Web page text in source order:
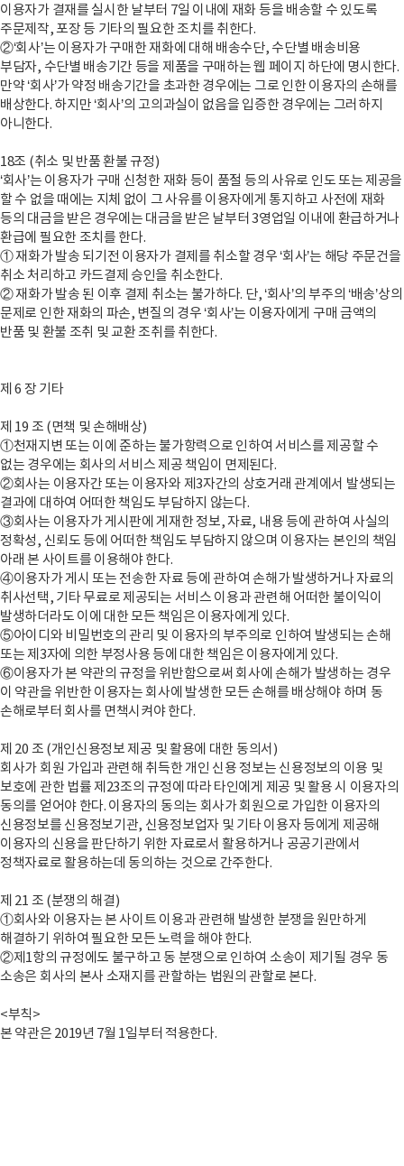
이용자가 결재를 실시한 날부터 7일 이내에 재화 등을 배송할 수 있도록
주문제작, 포장 등 기타의 필요한 조치를 취한다.
②‘회사’는 이용자가 구매한 재화에 대해 배송수단, 수단별 배송비용
부담자, 수단별 배송기간 등을 제품을 구매하는 웹 페이지 하단에 명시한다.
만약 ‘회사’가 약정 배송기간을 초과한 경우에는 그로 인한 이용자의 손해를
배상한다. 하지만 ‘회사’의 고의과실이 없음을 입증한 경우에는 그러하지
아니한다.
18조 (취소 및 반품 환불 규정)
‘회사’는 이용자가 구매 신청한 재화 등이 품절 등의 사유로 인도 또는 제공을
할 수 없을 때에는 지체 없이 그 사유를 이용자에게 통지하고 사전에 재화
등의 대금을 받은 경우에는 대금을 받은 날부터 3영업일 이내에 환급하거나
환급에 필요한 조치를 한다.
① 재화가 발송 되기전 이용자가 결제를 취소할 경우 ‘회사’는 해당 주문건을
취소 처리하고 카드결제 승인을 취소한다.
② 재화가 발송 된 이후 결제 취소는 불가하다. 단, ‘회사’의 부주의 ‘배송’상의
문제로 인한 재화의 파손, 변질의 경우 ‘회사’는 이용자에게 구매 금액의
반품 및 환불 조취 및 교환 조취를 취한다.
제 6 장 기타
제 19 조 (면책 및 손해배상)
①천재지변 또는 이에 준하는 불가항력으로 인하여 서비스를 제공할 수
없는 경우에는 회사의 서비스 제공 책임이 면제된다.
②회사는 이용자간 또는 이용자와 제3자간의 상호거래 관계에서 발생되는
결과에 대하여 어떠한 책임도 부담하지 않는다.
③회사는 이용자가 게시판에 게재한 정보, 자료, 내용 등에 관하여 사실의
정확성, 신뢰도 등에 어떠한 책임도 부담하지 않으며 이용자는 본인의 책임
아래 본 사이트를 이용해야 한다.
④이용자가 게시 또는 전송한 자료 등에 관하여 손해가 발생하거나 자료의
취사선택, 기타 무료로 제공되는 서비스 이용과 관련해 어떠한 불이익이
발생하더라도 이에 대한 모든 책임은 이용자에게 있다.
⑤아이디와 비밀번호의 관리 및 이용자의 부주의로 인하여 발생되는 손해
또는 제3자에 의한 부정사용 등에 대한 책임은 이용자에게 있다.
⑥이용자가 본 약관의 규정을 위반함으로써 회사에 손해가 발생하는 경우
이 약관을 위반한 이용자는 회사에 발생한 모든 손해를 배상해야 하며 동
손해로부터 회사를 면책시켜야 한다.
제 20 조 (개인신용정보 제공 및 활용에 대한 동의서)
회사가 회원 가입과 관련해 취득한 개인 신용 정보는 신용정보의 이용 및
보호에 관한 법률 제23조의 규정에 따라 타인에게 제공 및 활용 시 이용자의
동의를 얻어야 한다. 이용자의 동의는 회사가 회원으로 가입한 이용자의
신용정보를 신용정보기관, 신용정보업자 및 기타 이용자 등에게 제공해
이용자의 신용을 판단하기 위한 자료로서 활용하거나 공공기관에서
정책자료로 활용하는데 동의하는 것으로 간주한다.
제 21 조 (분쟁의 해결)
①회사와 이용자는 본 사이트 이용과 관련해 발생한 분쟁을 원만하게
해결하기 위하여 필요한 모든 노력을 해야 한다.
②제1항의 규정에도 불구하고 동 분쟁으로 인하여 소송이 제기될 경우 동
소송은 회사의 본사 소재지를 관할하는 법원의 관할로 본다.
<부칙>
본 약관은 2019년 7월 1일부터 적용한다.